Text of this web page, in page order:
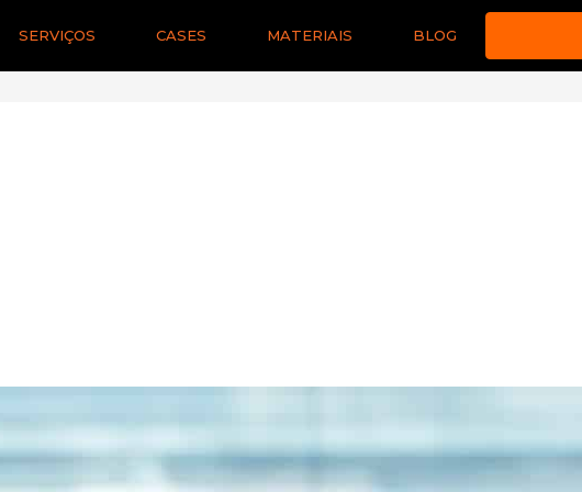
SERVIÇOS CASES MATERIAIS BLOG